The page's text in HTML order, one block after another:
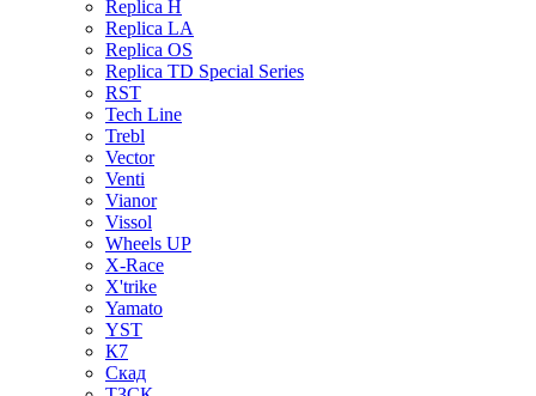
Replica H
Replica LA
Replica OS
Replica TD Special Series
RST
Tech Line
Trebl
Vector
Venti
Vianor
Vissol
Wheels UP
X-Race
X'trike
Yamato
YST
К7
Скад